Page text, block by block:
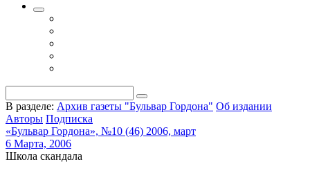
В разделе: Архив газеты "Бульвар Гордона" Об издании
Авторы Подписка
«Бульвар Гордона», №10 (46) 2006, март
6 Марта, 2006
Школа скандала